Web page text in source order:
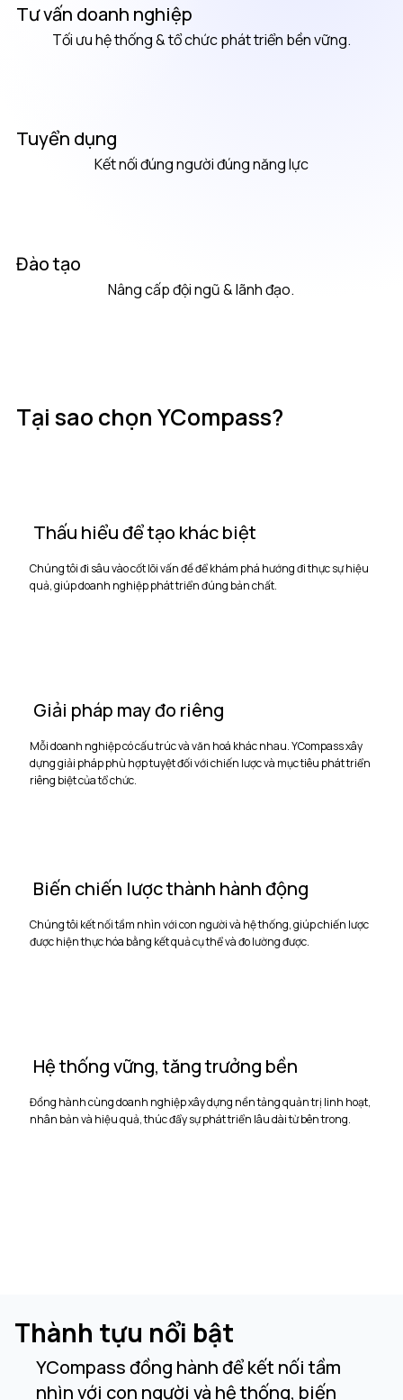
Tư vấn doanh nghiệp
Tối ưu hệ thống & tổ chức phát triển bền vững.
Tuyển dụng
Kết nối đúng người đúng năng lực
Đào tạo
Nâng cấp đội ngũ & lãnh đạo.
Tại sao chọn YCompass?
Thấu hiểu để tạo khác biệt
Chúng tôi đi sâu vào cốt lõi vấn đề để khám phá hướng đi thực sự hiệu
quả, giúp doanh nghiệp phát triển đúng bản chất.
Giải pháp may đo riêng
Mỗi doanh nghiệp có cấu trúc và văn hoá khác nhau. YCompass xây
dựng giải pháp phù hợp tuyệt đối với chiến lược và mục tiêu phát triển
riêng biệt của tổ chức.
Biến chiến lược thành hành động
Chúng tôi kết nối tầm nhìn với con người và hệ thống, giúp chiến lược
được hiện thực hóa bằng kết quả cụ thể và đo lường được.
Hệ thống vững, tăng trưởng bền
Đồng hành cùng doanh nghiệp xây dựng nền tảng quản trị linh hoạt,
nhân bản và hiệu quả, thúc đẩy sự phát triển lâu dài từ bên trong.
Thành tựu nổi bật
YCompass đồng hành để kết nối tầm
nhìn với con người và hệ thống, biến